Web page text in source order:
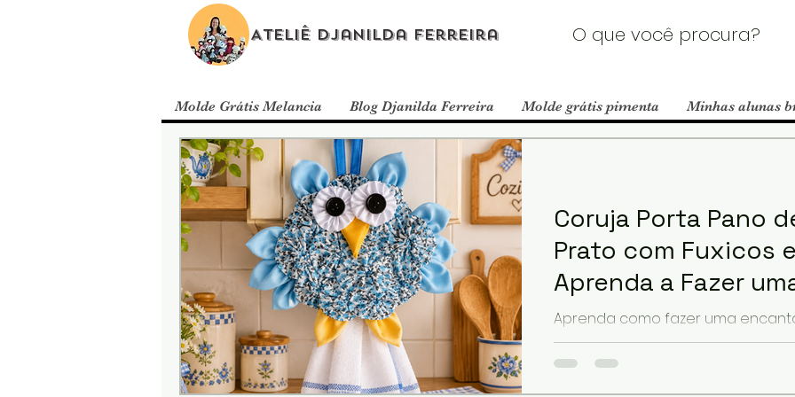
Ateliê Djanilda Ferreira
Molde Grátis Melancia Blog Djanilda Ferreira Molde grátis pimenta Minhas alunas
Coruja Porta Pano
Prato com Fuxicos
Aprenda a Fazer
Linda Peça de
com Reciclagem
Aprenda como fazer uma
**Coruja Porta Pano de Prato com
CD** utilizando materiais